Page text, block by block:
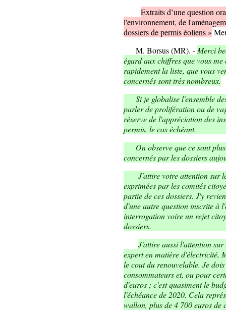
Extraits d’une question
l'environnement, de
dossiers de permis éoliens »
M. Borsus (MR). -Merci
égard aux chiffres que vous
rapidement la liste, que vous
concernés sont très nombreux.
Si je globalise l'ensemble
parler de prolifération ou de
réserve de l'appréciation des
permis, le cas échéant.
On observe que ce sont
concernés par les dossiers
J'attire votre attention sur
exprimées par les comités
partie de ces dossiers. J'y
d'une autre question inscrite à
interrogation voire un rejet
dossiers.
J'attire aussi l'attention
expert en matière d'électricité,
le cout du renouvelable. Je
consommateurs et, ou pour
d'euros ; c'est quasiment le
l'échéance de 2020. Cela
wallon, plus de 4 700 euros de